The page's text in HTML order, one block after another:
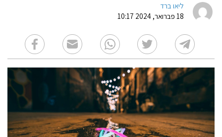
ליאו ברד
18 פברואר, 2024 10:17